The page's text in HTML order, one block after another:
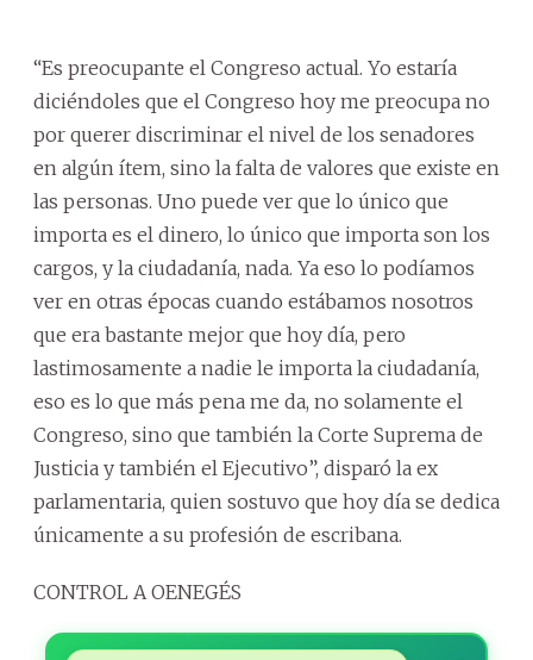
“Es preocupante el Congreso actual. Yo estaría
diciéndoles que el Congreso hoy me preocupa no
por querer discriminar el nivel de los senadores
en algún ítem, sino la falta de valores que existe en
las personas. Uno puede ver que lo único que
importa es el dinero, lo único que importa son los
cargos, y la ciudadanía, nada. Ya eso lo podíamos
ver en otras épocas cuando estábamos nosotros
que era bastante mejor que hoy día, pero
lastimosamente a nadie le importa la ciudadanía,
eso es lo que más pena me da, no solamente el
Congreso, sino que también la Corte Suprema de
Justicia y también el Ejecutivo”, disparó la ex
parlamentaria, quien sostuvo que hoy día se dedica
únicamente a su profesión de escribana.
CONTROL A OENEGÉS